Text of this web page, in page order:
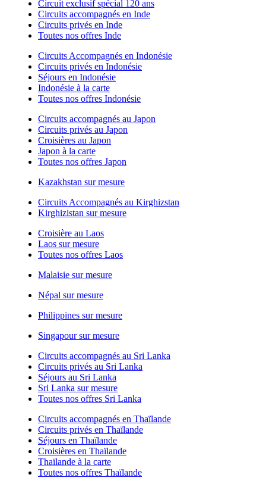
Circuit exclusif spécial 120 ans
Circuits accompagnés en Inde
Circuits privés en Inde
Toutes nos offres Inde
Circuits Accompagnés en Indonésie
Circuits privés en Indonésie
Séjours en Indonésie
Indonésie à la carte
Toutes nos offres Indonésie
Circuits accompagnés au Japon
Circuits privés au Japon
Croisières au Japon
Japon à la carte
Toutes nos offres Japon
Kazakhstan sur mesure
Circuits Accompagnés au Kirghizstan
Kirghizistan sur mesure
Croisière au Laos
Laos sur mesure
Toutes nos offres Laos
Malaisie sur mesure
Népal sur mesure
Philippines sur mesure
Singapour sur mesure
Circuits accompagnés au Sri Lanka
Circuits privés au Sri Lanka
Séjours au Sri Lanka
Sri Lanka sur mesure
Toutes nos offres Sri Lanka
Circuits accompagnés en Thaïlande
Circuits privés en Thaïlande
Séjours en Thaïlande
Croisières en Thaïlande
Thaïlande à la carte
Toutes nos offres Thaïlande